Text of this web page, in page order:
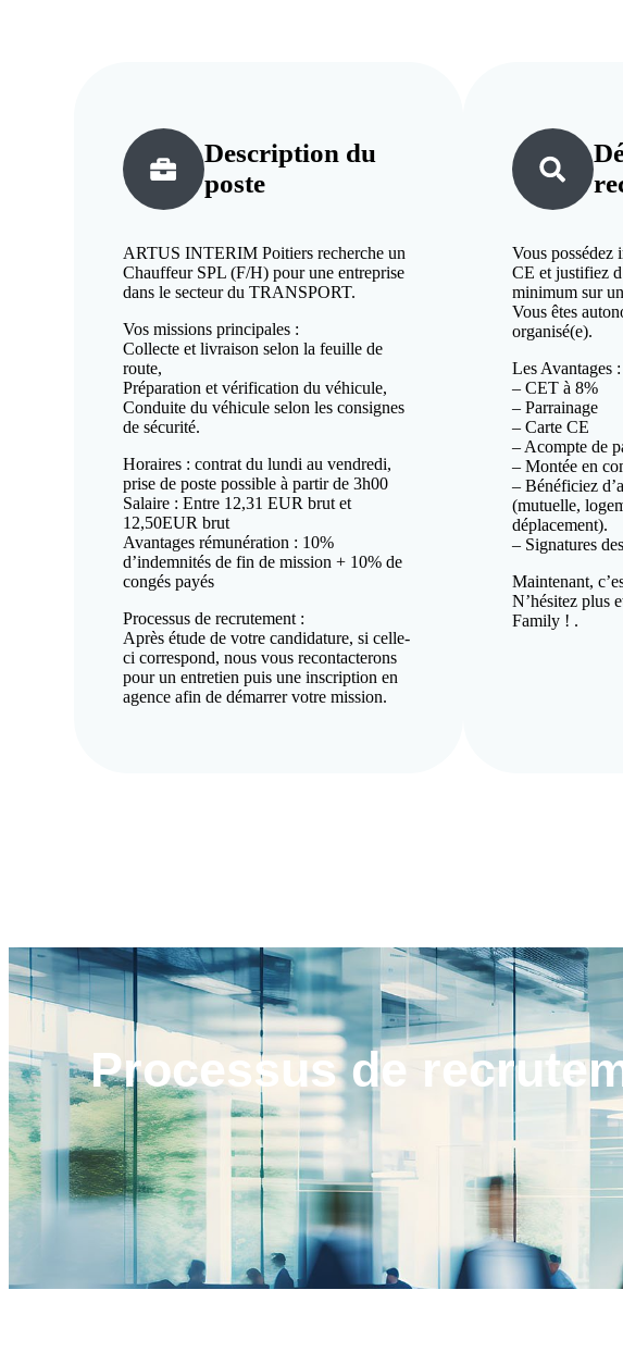
Description du
poste
ARTUS INTERIM Poitiers recherche un
Chauffeur SPL (F/H) pour une entreprise
dans le secteur du TRANSPORT.
Vos missions principales :
Collecte et livraison selon la feuille de
route,
Préparation et vérification du véhicule,
Conduite du véhicule selon les consignes
de sécurité.
Horaires : contrat du lundi au vendredi,
prise de poste possible à partir de 3h00
Salaire : Entre 12,31 EUR brut et
12,50EUR brut
Avantages rémunération : 10%
d’indemnités de fin de mission + 10% de
congés payés
Processus de recrutement :
Après étude de votre candidature, si celle-
ci correspond, nous vous recontacterons
pour un entretien puis une inscription en
agence afin de démarrer votre mission.
Vous possédez
CE et justifiez
minimum sur
Vous êtes
organisé(e).
Les Avantages :
– CET à 8%
– Parrainage
– Carte CE
– Acompte de
– Montée en
– Bénéficiez
(mutuelle,
déplacement).
– Signatures
Maintenant,
N’hésitez plus
Family ! .
Processus de